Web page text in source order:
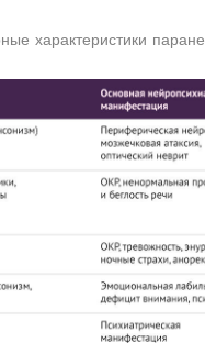
характеристики